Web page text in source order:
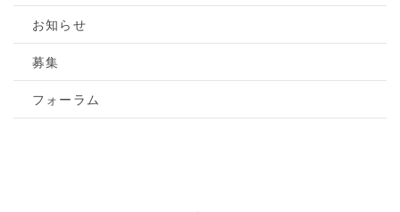
お知らせ
募集
フォーラム